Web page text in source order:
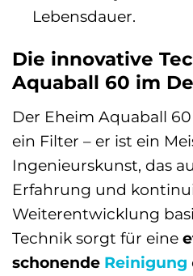
Lebensdauer.
Die innovative
Aquaball 60 im
Der Eheim Aquaball
ein Filter – er ist ein
Ingenieurskunst, das
Erfahrung und
Weiterentwicklung
Technik sorgt für eine
schonende Reinigung